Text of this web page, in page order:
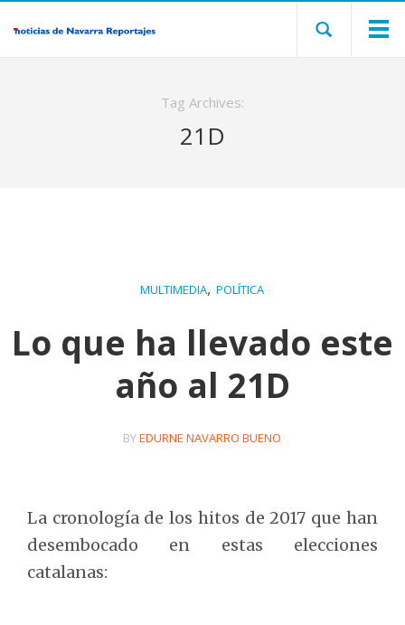
Tag Archives:
21D
MULTIMEDIA,POLÍTICA
Lo que ha llevado este
año al 21D
BYEDURNE NAVARRO BUENO
La cronología de los hitos de 2017 que han
desembocado en estas elecciones
catalanas: